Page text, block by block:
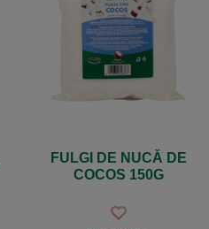
FULGI DE NUCĂ DE
COCOS 150G